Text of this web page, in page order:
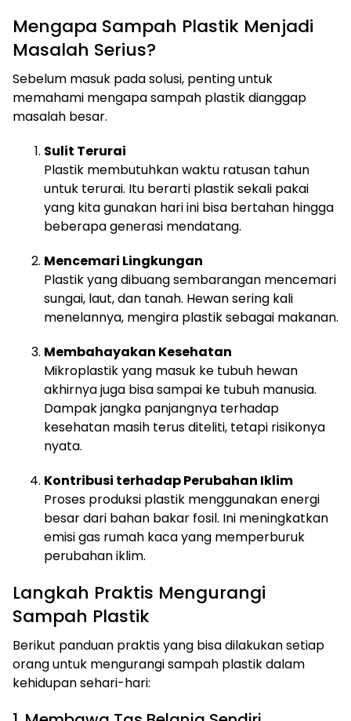
Mengapa Sampah Plastik Menjadi
Masalah Serius?
Sebelum masuk pada solusi, penting untuk
memahami mengapa sampah plastik dianggap
masalah besar.
Sulit Terurai
Plastik membutuhkan waktu ratusan tahun
untuk terurai. Itu berarti plastik sekali pakai
yang kita gunakan hari ini bisa bertahan hingga
beberapa generasi mendatang.
Mencemari Lingkungan
Plastik yang dibuang sembarangan mencemari
sungai, laut, dan tanah. Hewan sering kali
menelannya, mengira plastik sebagai makanan.
Membahayakan Kesehatan
Mikroplastik yang masuk ke tubuh hewan
akhirnya juga bisa sampai ke tubuh manusia.
Dampak jangka panjangnya terhadap
kesehatan masih terus diteliti, tetapi risikonya
nyata.
Kontribusi terhadap Perubahan Iklim
Proses produksi plastik menggunakan energi
besar dari bahan bakar fosil. Ini meningkatkan
emisi gas rumah kaca yang memperburuk
perubahan iklim.
Langkah Praktis Mengurangi
Sampah Plastik
Berikut panduan praktis yang bisa dilakukan setiap
orang untuk mengurangi sampah plastik dalam
kehidupan sehari-hari: